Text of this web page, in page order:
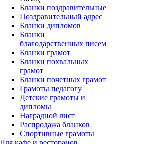
Бланки поздравительные
Поздравительный адрес
Бланки дипломов
Бланки
благодарственных писем
Бланки грамот
Бланки похвальных
грамот
Бланки почетных грамот
Грамоты педагогу
Детские грамоты и
дипломы
Наградной лист
Распродажа бланков
Спортивные грамоты